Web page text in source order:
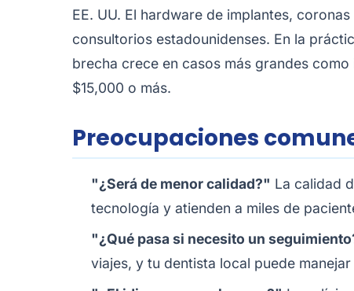
EE. UU. El hardware de implantes,
consultorios estadounidenses. En la
brecha crece en casos más grandes
$15,000 o más.
Preocupaciones
"¿Será de menor calidad?" La calidad
tecnología y atienden a miles de
"¿Qué pasa si necesito un
viajes, y tu dentista local puede